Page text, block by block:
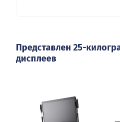
Представлен 25-
дисплеев